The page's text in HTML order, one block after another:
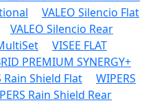
VALEO Silencio Flat
VALEO Silencio Rear
VISEE FLAT
PREMIUM SYNERGY+
Rain Shield Flat
WIPERS
Rain Shield Rear